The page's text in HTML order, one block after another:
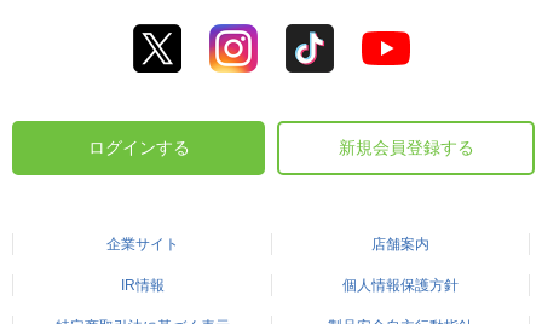
ログインする 新規会員登録する
企業サイト 店舗案内
IR情報 個人情報保護方針